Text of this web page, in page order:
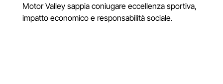
Motor Valley sappia coniugare eccellenza sportiva,
impatto economico e responsabilità sociale.